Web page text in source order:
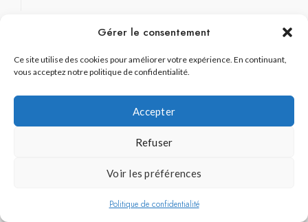
Gérer le consentement
Ce site utilise des cookies pour améliorer votre expérience. En continuant,
vous acceptez notre politique de confidentialité.
Accepter
Refuser
Voir les préférences
Politique de confidentialité
20 février 2018 à 11 h 27 min
photos ont ete prises en fevrier ? J’arrive a